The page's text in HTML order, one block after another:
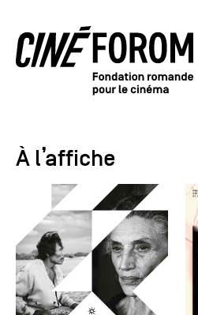
À l’affiche